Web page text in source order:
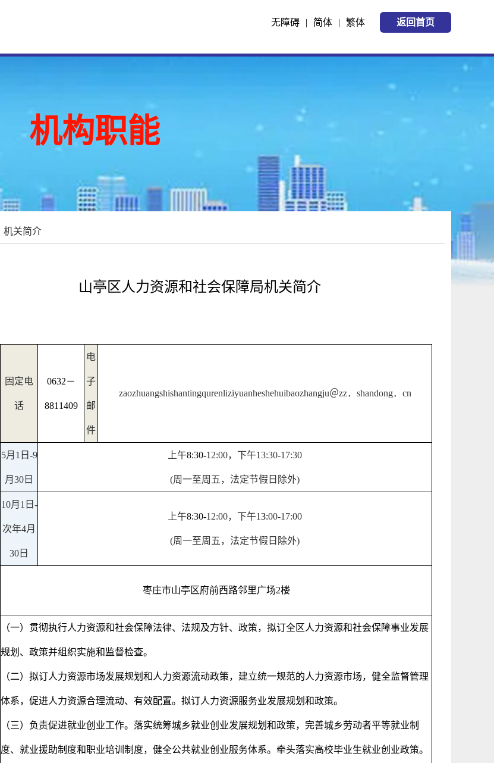
返回首页
繁体
|
简体
|
无障碍
机构职能
机关简介
山亭区人力资源和社会保障局机关简介
固定电
话
0632－
8811409
电
子
邮
件
zaozhuangshishantingqurenliziyuanheshehuibaozhangju＠zz． shandong． cn
5月 1 日 -9
月 30 日
上午8:30-1 2:00，下午13:30-1 7:30
(周一至周五，法定节假日除外)
10月 1 日 -
次年4月
30 日
上午8:30-1 2:00，下午13:00-17:00
(周一至周五，法定节假日除外)
枣庄市山亭区府前西路邻里广场2楼
（一）贯彻执行人力资源和社会保障法律、法规及方针、政策，拟订全区人力资源和社会保障事业发展
规划、政策并组织实施和监督检查。
（二）拟订人力资源市场发展规划和人力资源流动政策，建立统一规范的人力资源市场，健全监督管理
体系，促进人力资源合理流动、有效配置。拟订人力资源服务业发展规划和政策。
（三）负责促进就业创业工作。落实统筹城乡就业创业发展规划和政策，完善城乡劳动者平等就业制
度、就业援助制度和职业培训制度，健全公共就业创业服务体系。牵头落实高校毕业生就业创业政策。